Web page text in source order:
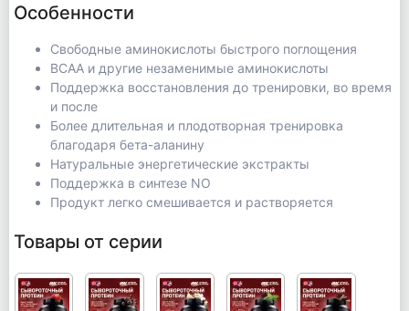
Особенности
Свободные аминокислоты быстрого поглощения
ВСАА и другие незаменимые аминокислоты
Поддержка восстановления до тренировки, во время
и после
Более длительная и плодотворная тренировка
благодаря бета-аланину
Натуральные энергетические экстракты
Поддержка в синтезе NO
Продукт легко смешивается и растворяется
Товары от серии